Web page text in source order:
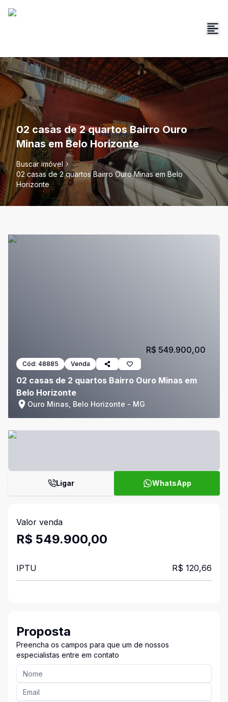
02 casas de 2 quartos Bairro Ouro
Minas em Belo Horizonte
Buscar imóvel
02 casas de 2 quartos Bairro Ouro Minas em Belo
Horizonte
Cód: 48885 Venda
02 casas de 2 quartos Bairro Ouro Minas em
Belo Horizonte
Ouro Minas, Belo Horizonte - MG
R$ 549.900,00
Ligar WhatsApp
Valor venda
R$ 549.900,00
IPTU R$ 120,66
Proposta
Preencha os campos para que um de nossos
especialistas entre em contato